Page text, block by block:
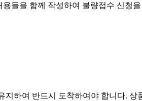
들을 함께 작성하여 불량접수 신청
하여 반드시 도착하여야 합니다.